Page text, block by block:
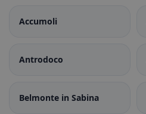
Accumoli
Antrodoco
Belmonte in Sabina